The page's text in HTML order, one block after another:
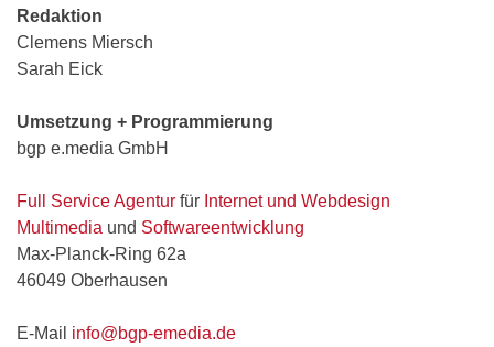
Redaktion
Clemens Miersch
Sarah Eick
Umsetzung + Programmierung
bgp e.media GmbH
Full Service Agentur für Internet und Webdesign
Multimedia und Softwareentwicklung
Max-Planck-Ring 62a
46049 Oberhausen
E-Mail info@bgp-emedia.de